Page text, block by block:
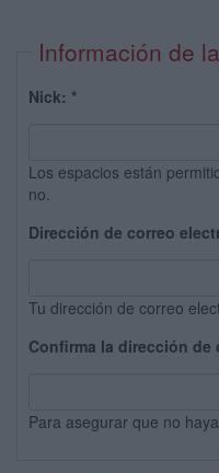
Información de
Nick: *
Los espacios están
no.
Dirección de correo
Tu dirección de correo
Confirma la dirección de
Para asegurar que no